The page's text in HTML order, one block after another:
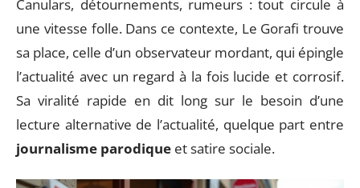
Canulars, détournements, rumeurs : tout circule à
une vitesse folle. Dans ce contexte, Le Gorafi trouve
sa place, celle d’un observateur mordant, qui épingle
l’actualité avec un regard à la fois lucide et corrosif.
Sa viralité rapide en dit long sur le besoin d’une
lecture alternative de l’actualité, quelque part entre
journalisme parodique et satire sociale.